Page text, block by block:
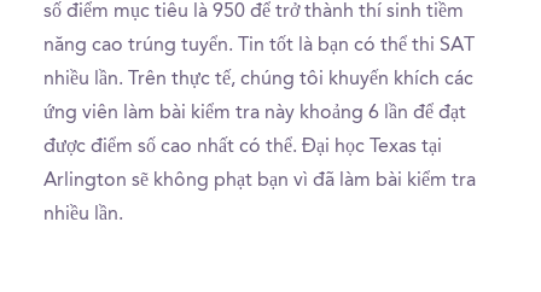
số điểm mục tiêu là 950 để trở thành thí sinh tiềm
năng cao trúng tuyển. Tin tốt là bạn có thể thi SAT
nhiều lần. Trên thực tế, chúng tôi khuyến khích các
ứng viên làm bài kiểm tra này khoảng 6 lần để đạt
được điểm số cao nhất có thể. Đại học Texas tại
Arlington sẽ không phạt bạn vì đã làm bài kiểm tra
nhiều lần.